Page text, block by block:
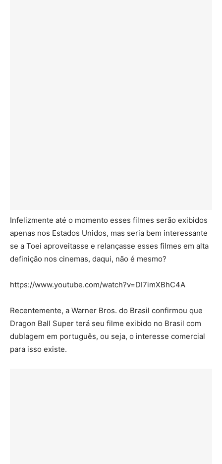
Infelizmente até o momento esses filmes serão exibidos
apenas nos Estados Unidos, mas seria bem interessante
se a Toei aproveitasse e relançasse esses filmes em alta
definição nos cinemas, daqui, não é mesmo?
https://www.youtube.com/watch?v=DI7imXBhC4A
Recentemente, a Warner Bros. do Brasil confirmou que
Dragon Ball Super terá seu filme exibido no Brasil com
dublagem em português, ou seja, o interesse comercial
para isso existe.